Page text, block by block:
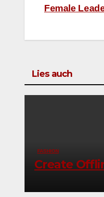
Female
Lies auch
FASHION
Create